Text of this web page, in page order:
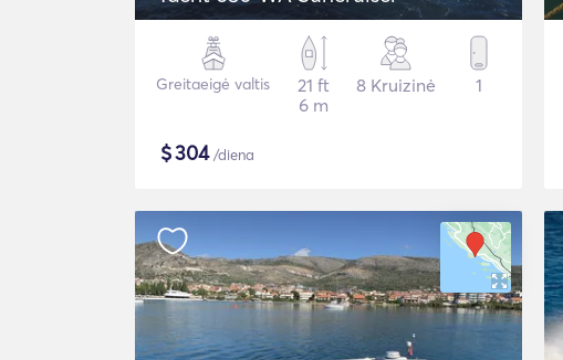
Greitaeigė valtis
21 ft
6 m
8 Kruizinė 1
$304/diena